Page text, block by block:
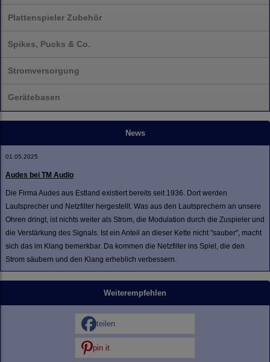
Plattenspieler Zubehör
Spikes, Pucks & Co.
Stromversorgung
Gerätebasen
News
01.05.2025
Audes bei TM Audio
Die Firma Audes aus Estland existiert bereits seit 1936. Dort werden
Lautsprecher und Netzfilter hergestellt. Was aus den Lautsprechern an unsere
Ohren dringt, ist nichts weiter als Strom, die Modulation durch die Zuspieler und
die Verstärkung des Signals. Ist ein Anteil an dieser Kette nicht "sauber", macht
sich das im Klang bemerkbar. Da kommen die Netzfilter ins Spiel, die den
Strom säubern und den Klang erheblich verbessern.
Weiterempfehlen
teilen
pin it